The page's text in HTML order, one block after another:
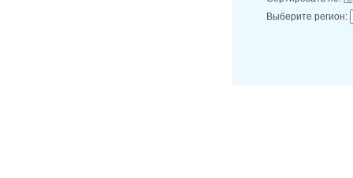
Выберите регион: